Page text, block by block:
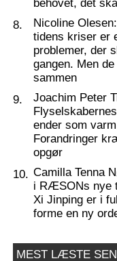
behovet, det
8.
Nicoline
tidens kriser er
problemer, der
gangen. Men
sammen
9.
Joachim Peter
ender som
Forandringer
opgør
10. Camilla Tenna
i RÆSONs nye
Xi Jinping er i
forme en ny
MEST LÆSTE